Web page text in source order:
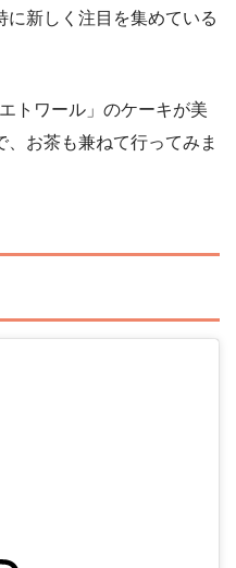
に新しく注目を集めている
トワール」のケーキが美
お茶も兼ねて行ってみま